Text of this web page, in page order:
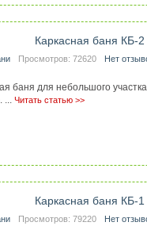
Каркасная баня КБ-2
Просмотров: 72620 Нет
баня для небольшого
... Читать статью >>
Каркасная баня КБ-1
Просмотров: 79220 Нет